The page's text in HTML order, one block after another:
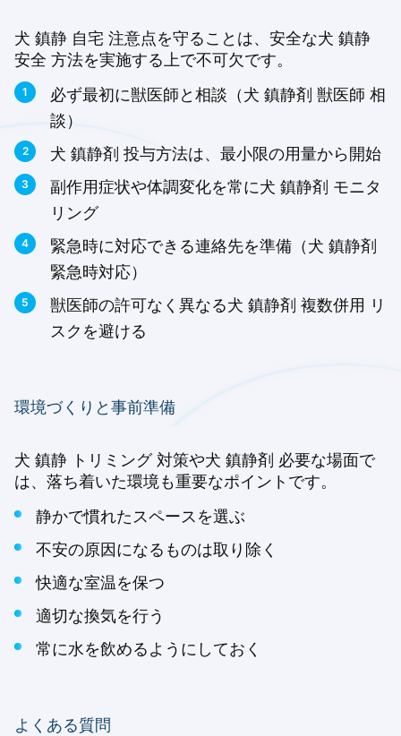
犬 鎮静 自宅 注意点を守ることは、安全な犬 鎮静
安全 方法を実施する上で不可欠です。
必ず最初に獣医師と相談（犬 鎮静剤 獣医師 相
談）
犬 鎮静剤 投与方法は、最小限の用量から開始
副作用症状や体調変化を常に犬 鎮静剤 モニタ
リング
緊急時に対応できる連絡先を準備（犬 鎮静剤
緊急時対応）
獣医師の許可なく異なる犬 鎮静剤 複数併用 リ
スクを避ける
環境づくりと事前準備
犬 鎮静 トリミング 対策や犬 鎮静剤 必要な場面で
は、落ち着いた環境も重要なポイントです。
静かで慣れたスペースを選ぶ
不安の原因になるものは取り除く
快適な室温を保つ
適切な換気を行う
常に水を飲めるようにしておく
よくある質問